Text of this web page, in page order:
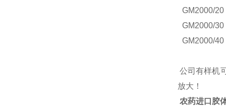
GM2000/20
GM2000/30
GM2000/40
公司有样机
放大！
农药进口胶